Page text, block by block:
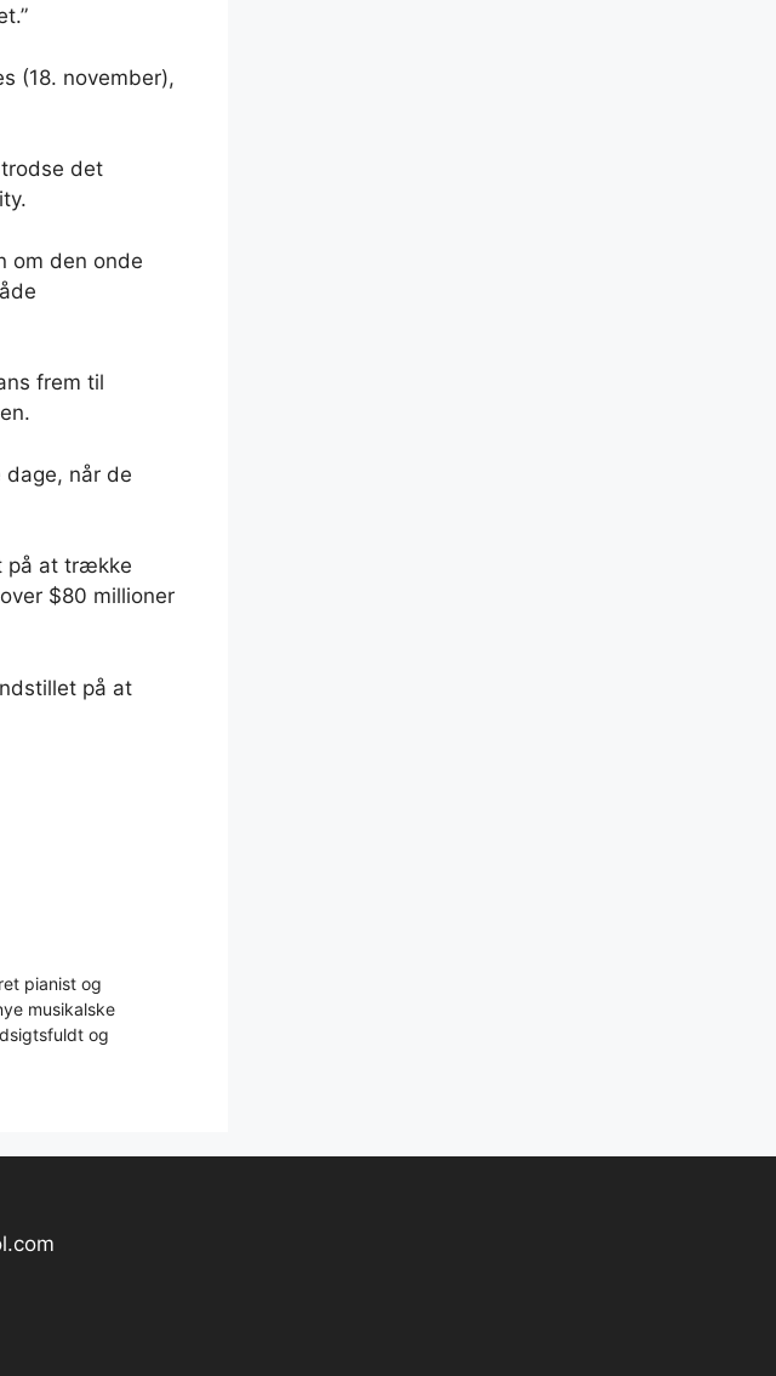
(18. november),
det
om den onde
frem til
når de
på at trække
$80 millioner
på at
pianist og
musikalske
og